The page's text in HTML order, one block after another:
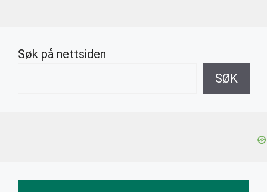
Søk på nettsiden
SØK